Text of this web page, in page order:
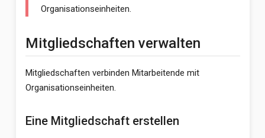
Organisationseinheiten.
Mitgliedschaften verwalten
Mitgliedschaften verbinden Mitarbeitende mit
Organisationseinheiten.
Eine Mitgliedschaft erstellen